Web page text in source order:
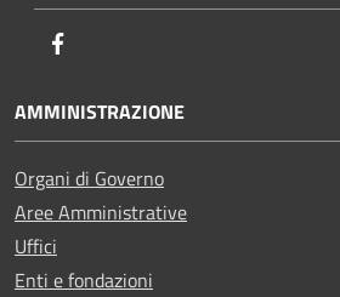
AMMINISTRAZIONE
Organi di Governo
Aree Amministrative
Uffici
Enti e fondazioni